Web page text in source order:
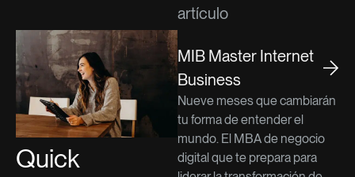
Quick
artículo
MIB Master Internet
Business
Nueve meses que cambiarán
tu forma de entender el
mundo. El MBA de negocio
digital que te prepara para